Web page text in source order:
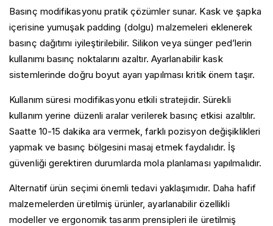
Basınç modifikasyonu pratik çözümler sunar. Kask ve şapka
içerisine yumuşak padding (dolgu) malzemeleri eklenerek
basınç dağıtımı iyileştirilebilir. Silikon veya sünger ped’lerin
kullanımı basınç noktalarını azaltır. Ayarlanabilir kask
sistemlerinde doğru boyut ayarı yapılması kritik önem taşır.
Kullanım süresi modifikasyonu etkili stratejidir. Sürekli
kullanım yerine düzenli aralar verilerek basınç etkisi azaltılır.
Saatte 10-15 dakika ara vermek, farklı pozisyon değişiklikleri
yapmak ve basınç bölgesini masaj etmek faydalıdır. İş
güvenliği gerektiren durumlarda mola planlaması yapılmalıdır.
Alternatif ürün seçimi önemli tedavi yaklaşımıdır. Daha hafif
malzemelerden üretilmiş ürünler, ayarlanabilir özellikli
modeller ve ergonomik tasarım prensipleri ile üretilmiş